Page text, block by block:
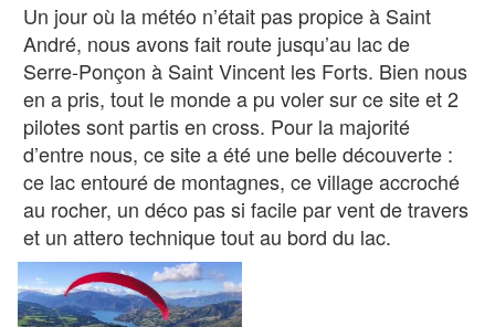
Un jour où la météo n’était pas propice à Saint
André, nous avons fait route jusqu’au lac de
Serre-Ponçon à Saint Vincent les Forts. Bien nous
en a pris, tout le monde a pu voler sur ce site et 2
pilotes sont partis en cross. Pour la majorité
d’entre nous, ce site a été une belle découverte :
ce lac entouré de montagnes, ce village accroché
au rocher, un déco pas si facile par vent de travers
et un attero technique tout au bord du lac.